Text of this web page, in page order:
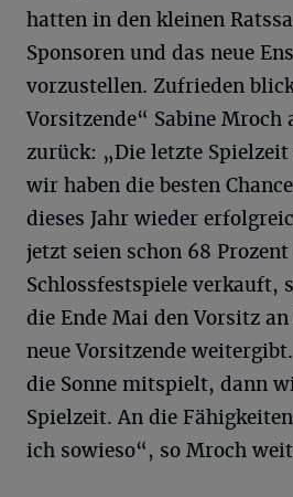
hatten in den kleinen
Sponsoren und das neue
vorzustellen. Zufrieden
Vorsitzende“ Sabine Mroch
zurück: „Die letzte
wir haben die besten
dieses Jahr wieder
jetzt seien schon 68
Schlossfestspiele verkauft,
die Ende Mai den Vorsitz
neue Vorsitzende
die Sonne mitspielt, dann
Spielzeit. An die
ich sowieso“, so Mroch